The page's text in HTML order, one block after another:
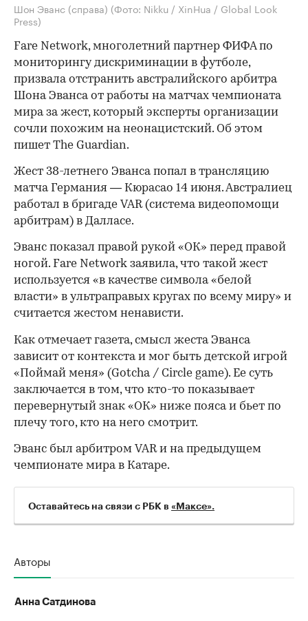
Шон Эванс (справа) (Фото: Nikku / XinHua / Global Look
Press)
Fare Network, многолетний партнер ФИФА по
мониторингу дискриминации в футболе,
призвала отстранить австралийского арбитра
Шона Эванса от работы на матчах чемпионата
мира за жест, который эксперты организации
сочли похожим на неонацистский. Об этом
пишет The Guardian.
Жест 38-летнего Эванса попал в трансляцию
матча Германия — Кюрасао 14 июня. Австралиец
работал в бригаде VAR (система видеопомощи
арбитрам) в Далласе.
Эванс показал правой рукой «ОК» перед правой
ногой. Fare Network заявила, что такой жест
используется «в качестве символа «белой
власти» в ультраправых кругах по всему миру» и
считается жестом ненависти.
00:00
Как отмечает газета, смысл жеста Эванса
зависит от контекста и мог быть детской игрой
«Поймай меня» (Gotcha / Circle game). Ее суть
заключается в том, что кто-то показывает
перевернутый знак «ОК» ниже пояса и бьет по
плечу того, кто на него смотрит.
Эванс был арбитром VAR и на предыдущем
чемпионате мира в Катаре.
Оставайтесь на связи с РБК в «Максе».
Авторы
Анна Сатдинова